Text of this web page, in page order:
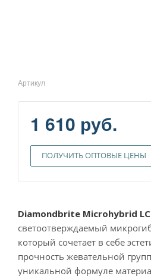
Артикул
1 610 руб.
ПОЛУЧИТЬ ОПТОВЫЕ ЦЕНЫ
Diamondbrite Microhybrid LC
светоотверждаемый
который сочетает в себе
прочность жевательной
уникальной формуле